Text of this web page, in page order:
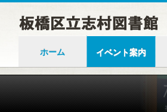
ホーム イベント案内